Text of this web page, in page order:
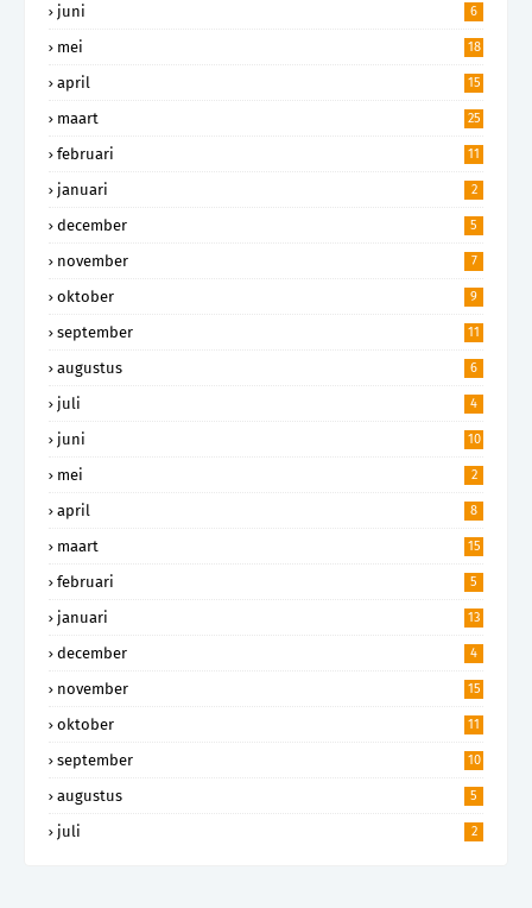
juni 6
mei 18
april 15
maart 25
februari 11
januari 2
december 5
november 7
oktober 9
september 11
augustus 6
juli 4
juni 10
mei 2
april 8
maart 15
februari 5
januari 13
december 4
november 15
oktober 11
september 10
augustus 5
juli 2